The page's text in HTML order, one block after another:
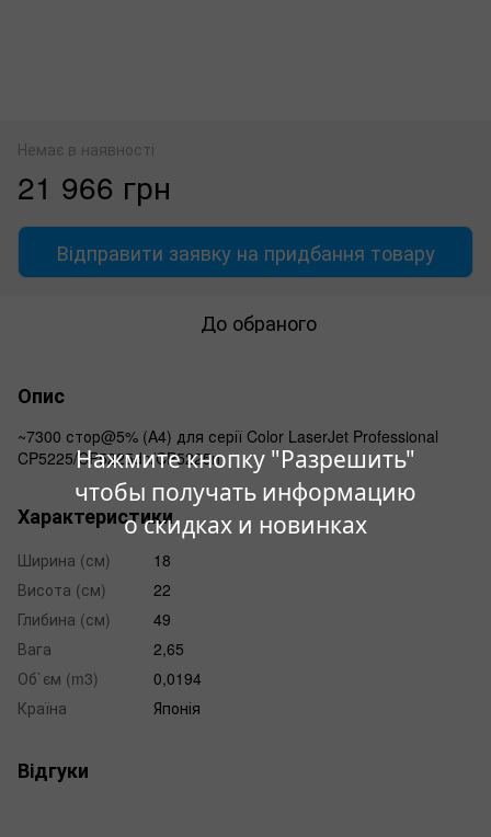
Нажмите кнопку "Разрешить"
чтобы получать информацию
о скидках и новинках
Немає в наявності
21 966 грн
Відправити заявку на придбання товару
До обраного
Опис
~7300 стор@5% (A4) для серії Color LaserJet Professional
CP5225/CP5225dn/CP5225n
Характеристики
Ширина (см)
18
Висота (см)
22
Глибина (см)
49
Вага
2,65
Об`єм (m3)
0,0194
Країна
Японія
Відгуки